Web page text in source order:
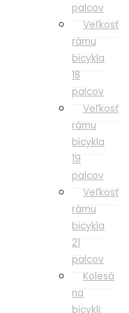
palcov
Veľkosť
rámu
bicykla
18
palcov
Veľkosť
rámu
bicykla
19
palcov
Veľkosť
rámu
bicykla
21
palcov
Kolesá
na
bicykli: